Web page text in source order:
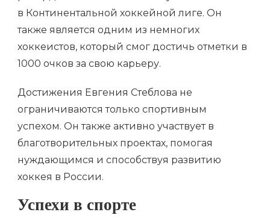
в Континентальной хоккейной лиге. Он
также является одним из немногих
хоккеистов, который смог достичь отметки в
1000 очков за свою карьеру.
Достижения Евгения Стеблова не
ограничиваются только спортивным
успехом. Он также активно участвует в
благотворительных проектах, помогая
нуждающимся и способствуя развитию
хоккея в России.
Успехи в спорте